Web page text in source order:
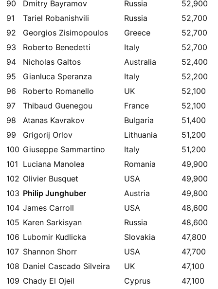
90
Dmitry Bayramov Russia
52,900
91
Tariel Robanishvili Russia
52,700
92
Georgios Zisimopoulos Greece
52,700
93
Roberto Benedetti Italy
52,700
94
Nicholas Galtos Australia
52,400
95
Gianluca Speranza Italy
52,200
96
Roberto Romanello UK
52,100
97
Thibaud Guenegou France
52,100
98
Atanas Kavrakov Bulgaria
51,400
99
Grigorij Orlov Lithuania
51,200
100 Giuseppe Sammartino Italy
51,200
101 Luciana Manolea Romania
49,900
102 Olivier Busquet USA
49,900
103 Philip Junghuber Austria
49,800
104 James Carroll USA
48,600
105 Karen Sarkisyan Russia
48,600
106 Lubomir Kudlicka Slovakia
47,800
107 Shannon Shorr USA
47,700
108 Daniel Cascado Silveira UK
47,100
109 Chady El Ojeil Cyprus
47,100